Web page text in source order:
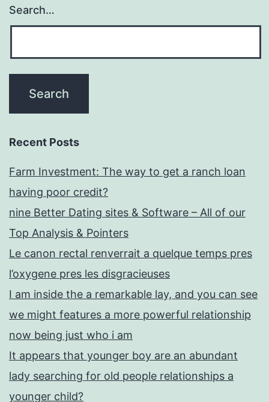
Search…
Recent Posts
Farm Investment: The way to get a ranch loan
having poor credit?
nine Better Dating sites & Software – All of our
Top Analysis & Pointers
Le canon rectal renverrait a quelque temps pres
l’oxygene pres les disgracieuses
I am inside the a remarkable lay, and you can see
we might features a more powerful relationship
now being just who i am
It appears that younger boy are an abundant
lady searching for old people relationships a
younger child?